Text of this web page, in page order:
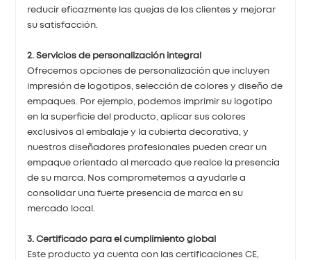
reducir eficazmente las quejas de los clientes y mejorar
su satisfacción.
2. Servicios de personalización integral
Ofrecemos opciones de personalización que incluyen
impresión de logotipos, selección de colores y diseño de
empaques. Por ejemplo, podemos imprimir su logotipo
en la superficie del producto, aplicar sus colores
exclusivos al embalaje y la cubierta decorativa, y
nuestros diseñadores profesionales pueden crear un
empaque orientado al mercado que realce la presencia
de su marca. Nos comprometemos a ayudarle a
consolidar una fuerte presencia de marca en su
mercado local.
3. Certificado para el cumplimiento global
Este producto ya cuenta con las certificaciones CE,